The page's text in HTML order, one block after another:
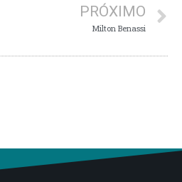
PRÓXIMO
Milton Benassi